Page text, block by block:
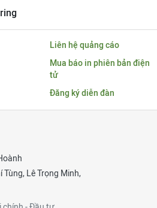
Liên hệ quảng cáo
Mua báo in phiên bản điện
tử
Đăng ký diễn đàn
Tùng, Lê Trọng Minh,